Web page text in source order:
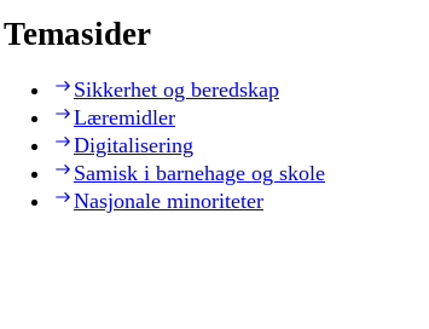
Temasider
Sikkerhet og beredskap
Læremidler
Digitalisering
Samisk i barnehage og skole
Nasjonale minoriteter